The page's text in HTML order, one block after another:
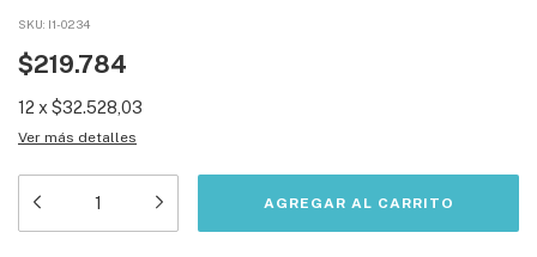
SKU: I1-0234
$219.784
12 x$32.528,03
Ver más detalles